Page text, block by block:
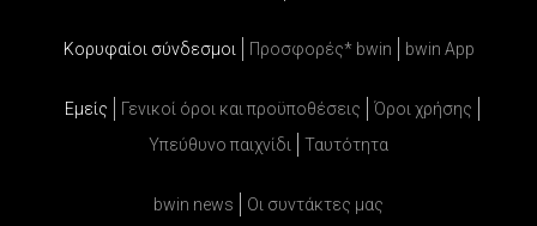
Κορυφαίοι σύνδεσμοι Προσφορές* bwin bwin App
Εμείς Γενικοί όροι και προϋποθέσεις
Όροι χρήσης
Υπεύθυνο παιχνίδι
Ταυτότητα
bwin news Oι συντάκτες μας